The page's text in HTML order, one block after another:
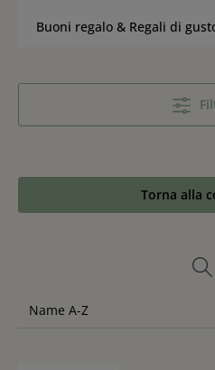
Buoni regalo & Regali di
Torna alla